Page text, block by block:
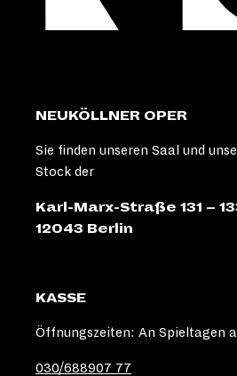
NEUKÖLLNER OPER
Sie finden unseren Saal und
Stock der
Karl-Marx-Straße 131 –
12043 Berlin
KASSE
Öffnungszeiten: An Spieltagen
030/688907 77